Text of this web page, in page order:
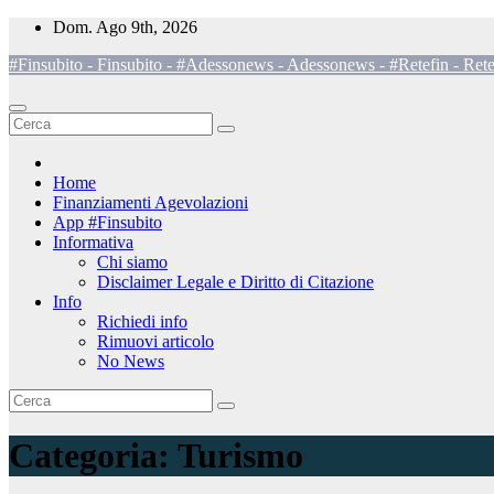
Salta
contenuto
Dom. Ago 9th, 2026
#Finsubito - Finsubito - #Adessonews - Adessonews - #Retefin -
Home
Finanziamenti Agevolazioni
App #Finsubito
Informativa
Chi siamo
Disclaimer Legale e Diritto di Citazione
Info
Richiedi info
Rimuovi articolo
No News
Categoria: Turismo